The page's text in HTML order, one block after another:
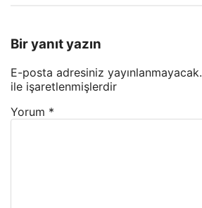
Bir yanıt yazın
E-posta adresiniz yayınlanmayacak.
ile işaretlenmişlerdir
Yorum *